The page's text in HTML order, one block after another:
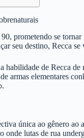
prometendo se
seu destino, Recca
habilidade de Recca
armas elementares
única ao gênero
onde lutas de rua